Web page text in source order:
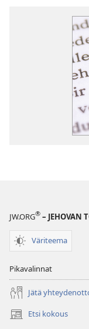
JW.ORG® – JEHOVAN
Väriteema
Pikavalinnat
Jätä
Etsi kokous
(avaa